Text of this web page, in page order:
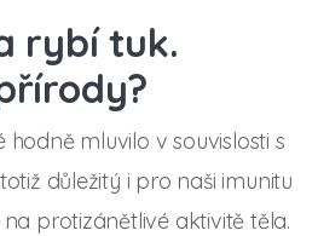
rybí tuk.
hodně mluvilo v souvislosti s
důležitý i pro naši imunitu
protizánětlivé aktivitě těla.